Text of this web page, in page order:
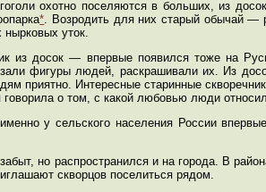
охотно поселяются в больших, из
*. Возродить для них старый обычай —
нырковых уток.
из досок — впервые появился тоже на
фигуры людей, раскрашивали их. Из
приятно. Интересные старинные
говорила о том, с какой любовью люди
у сельского населения России
но распространился и на города. В
скворцов поселиться рядом.